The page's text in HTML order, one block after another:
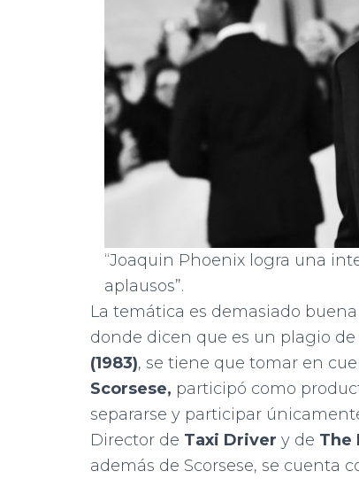
“Joaquin Phoenix logra una
aplausos”.
La temática es demasiado
donde dicen que es un plagio de
(1983), se tiene que tomar en
Scorsese, participó como
separarse y participar
Director de Taxi Driver y de The
además de Scorsese, se cuenta